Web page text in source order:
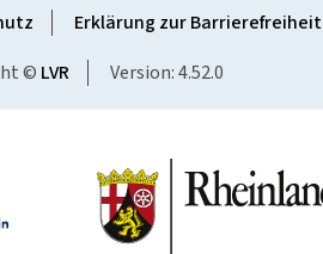
Erklärung zur Barrierefreiheit
© LVR Version: 4.52.0